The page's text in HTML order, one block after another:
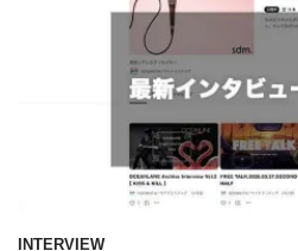
INTERVIEW